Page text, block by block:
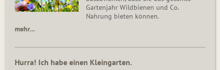
Gartenjahr Wildbienen und Co.
Nahrung bieten können.
mehr…
Hurra! Ich habe einen Kleingarten.